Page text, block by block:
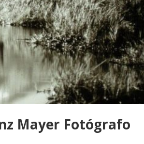
Mayer Fotógrafo